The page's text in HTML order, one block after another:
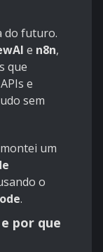
do futuro.
e n8n,
que
e
sem
um
o
.
por que